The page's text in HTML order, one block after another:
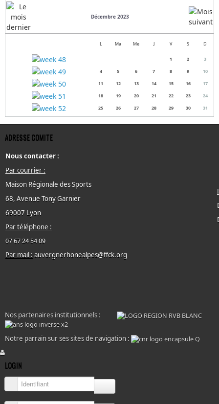
Décembre 2023
L Ma Me J V S D
1 2
3
4
5 6 7 8 9
10
11
12 13 14 15 16
17
18
19 20 21 22 23
24
25
26 27 28 29 30 31
ADRESSE COMITE
Nous contacter :
Par courrier :
Maison Régionale des Sports
68, Avenue Tony Garnier
69007 Lyon
Par téléphone :
07 67 24 54 09
Par mail : auvergnerhonealpes@ffck.org
Nos partenaires institutionnels :
Notre parrain sur ses sites de navigation :
LOGIN
Identifiant